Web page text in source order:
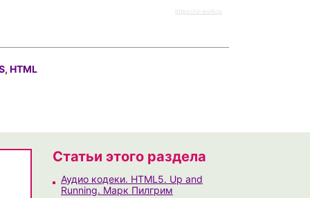
https://rz-work.ru
HTML
Статьи этого раздела
Аудио кодеки. HTML5. Up and
Running. Марк Пилгрим